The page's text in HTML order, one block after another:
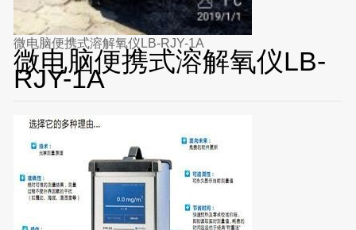
微电脑便携式溶解氧仪LB-RJY-1A
微电脑便携式溶解氧仪LB-
RJY-1A